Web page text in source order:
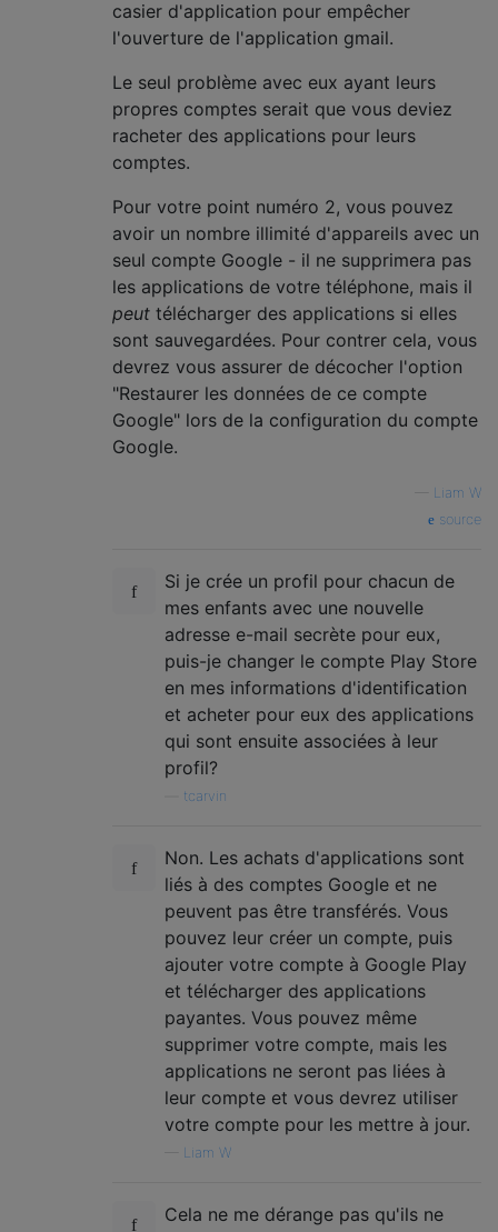
casier d'application pour empêcher
l'ouverture de l'application gmail.
Le seul problème avec eux ayant leurs
propres comptes serait que vous deviez
racheter des applications pour leurs
comptes.
Pour votre point numéro 2, vous pouvez
avoir un nombre illimité d'appareils avec un
seul compte Google - il ne supprimera pas
les applications de votre téléphone, mais il
peut télécharger des applications si elles
sont sauvegardées. Pour contrer cela, vous
devrez vous assurer de décocher l'option
"Restaurer les données de ce compte
Google" lors de la configuration du compte
Google.
Liam W
source
Si je crée un profil pour chacun de
mes enfants avec une nouvelle
adresse e-mail secrète pour eux,
puis-je changer le compte Play Store
en mes informations d'identification
et acheter pour eux des applications
qui sont ensuite associées à leur
profil?
tcarvin
Non. Les achats d'applications sont
liés à des comptes Google et ne
peuvent pas être transférés. Vous
pouvez leur créer un compte, puis
ajouter votre compte à Google Play
et télécharger des applications
payantes. Vous pouvez même
supprimer votre compte, mais les
applications ne seront pas liées à
leur compte et vous devrez utiliser
votre compte pour les mettre à jour.
Liam W
Cela ne me dérange pas qu'ils ne